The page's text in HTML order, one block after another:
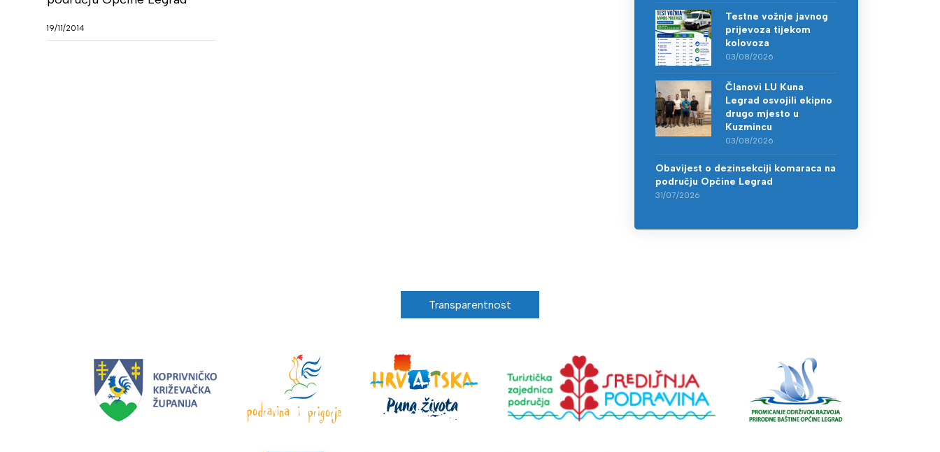
19/11/2014
Testne vožnje javnog
prijevoza tijekom
kolovoza
03/08/2026
Članovi LU Kuna
Legrad osvojili ekipno
drugo mjesto u
Kuzmincu
03/08/2026
Obavijest o dezinsekciji komaraca na
području Općine Legrad
31/07/2026
Transparentnost